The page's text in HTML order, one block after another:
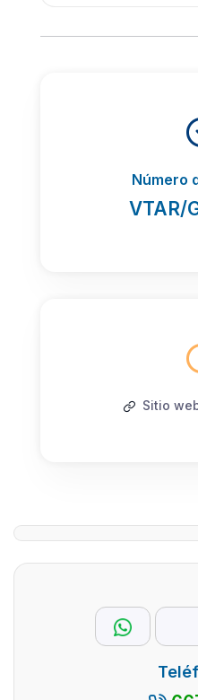
Número
VTAR/
Sitio